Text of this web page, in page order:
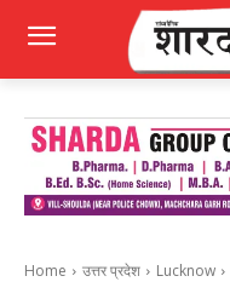
Home उत्तर प्रदेश Lucknow